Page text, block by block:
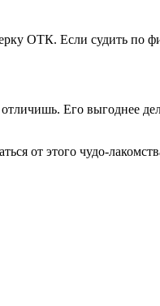
ОТК. Если судить по
Его выгоднее
от этого чудо-